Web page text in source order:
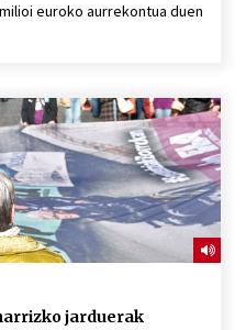
euroko aurrekontua duen
jarduerak